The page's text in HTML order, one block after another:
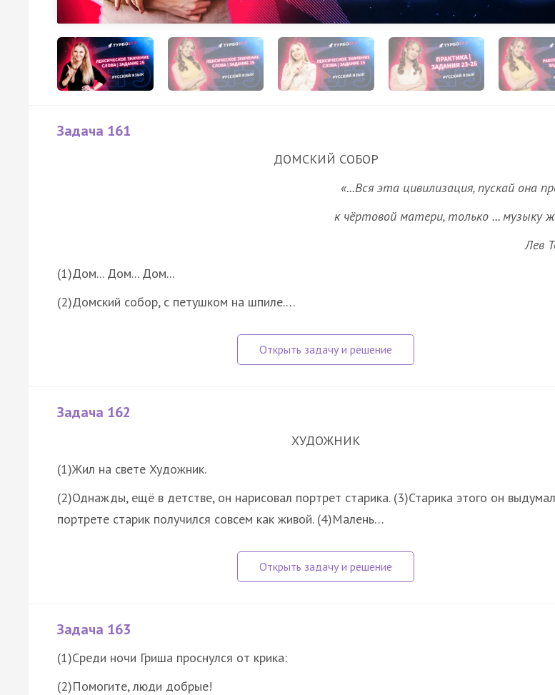
Задача 161
ДОМСКИЙ СОБОР
«...Вся эта цивилизация, пускай она
к чёртовой матери, только ... музыку
Лев
(1)Дом... Дом... Дом...
(2)Домский собор, с петушком на шпиле.…
Задача 162
ХУДОЖНИК
(1)Жил на свете Художник.
(2)Однажды, ещё в детстве, он нарисовал портрет старика. (3)Старика этого он
портрете старик получился совсем как живой. (4)Малень…
Задача 163
(1)Среди ночи Гриша проснулся от крика:
(2)Помогите, люди добрые!